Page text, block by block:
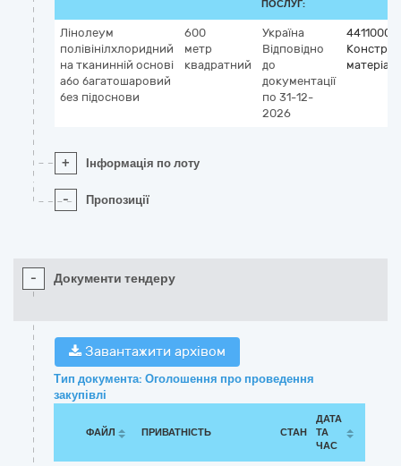
ПОСЛУГ:
Лінолеум
полівінілхлоридний
на тканинній основі
або багатошаровий
без підоснови
600
метр
квадратний
Україна
Відповідно
до
документації
по 31-12-
2026
+ Інформація по лоту
- Пропозиції
- Документи тендеру
Завантажити архівом
Тип документа: Оголошення про проведення
закупівлі
ФАЙЛ ПРИВАТНІСТЬ СТАН
ДАТА
ТА
ЧАС